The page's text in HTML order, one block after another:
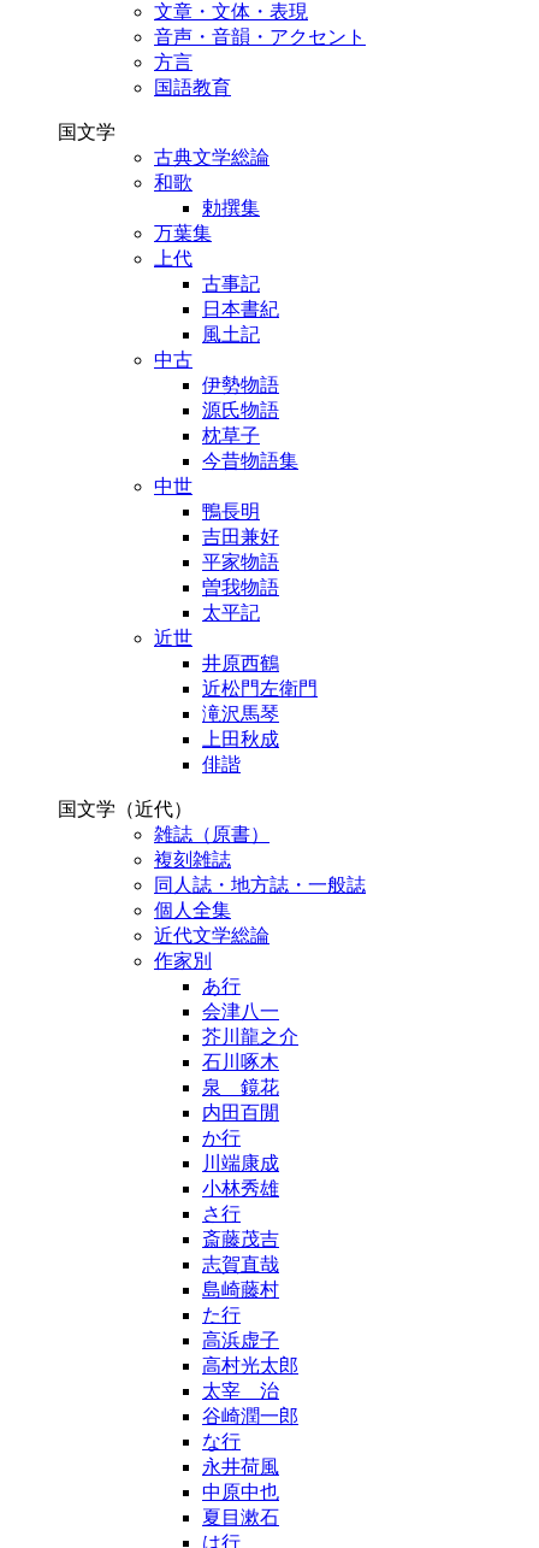
文章・文体・表現
音声・音韻・アクセント
方言
国語教育
国文学
古典文学総論
和歌
勅撰集
万葉集
上代
古事記
日本書紀
風土記
中古
伊勢物語
源氏物語
枕草子
今昔物語集
中世
鴨長明
吉田兼好
平家物語
曽我物語
太平記
近世
井原西鶴
近松門左衛門
滝沢馬琴
上田秋成
俳諧
国文学（近代）
雑誌（原書）
複刻雑誌
同人誌・地方誌・一般誌
個人全集
近代文学総論
作家別
あ行
会津八一
芥川龍之介
石川啄木
泉 鏡花
内田百閒
か行
川端康成
小林秀雄
さ行
斎藤茂吉
志賀直哉
島崎藤村
た行
高浜虚子
高村光太郎
太宰 治
谷崎潤一郎
な行
永井荷風
中原中也
夏目漱石
は行